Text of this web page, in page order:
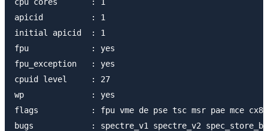
apicid          : 1
initial apicid  : 1
fpu             : yes
fpu_exception   : yes
cpuid level     : 27
wp              : yes
flags           : fpu vme de pse tsc msr pae mce cx8
bugs            : spectre_v1 spectre_v2